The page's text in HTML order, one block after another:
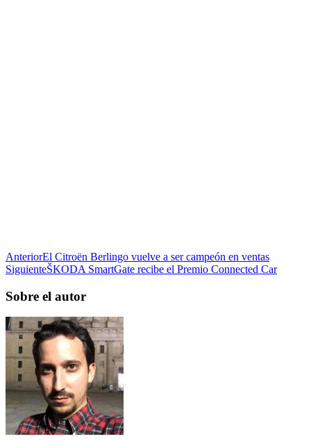
AnteriorEl Citroën Berlingo vuelve a ser campeón en ventas
SiguienteŠKODA SmartGate recibe el Premio Connected Car
Sobre el autor